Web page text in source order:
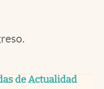
de Actualidad